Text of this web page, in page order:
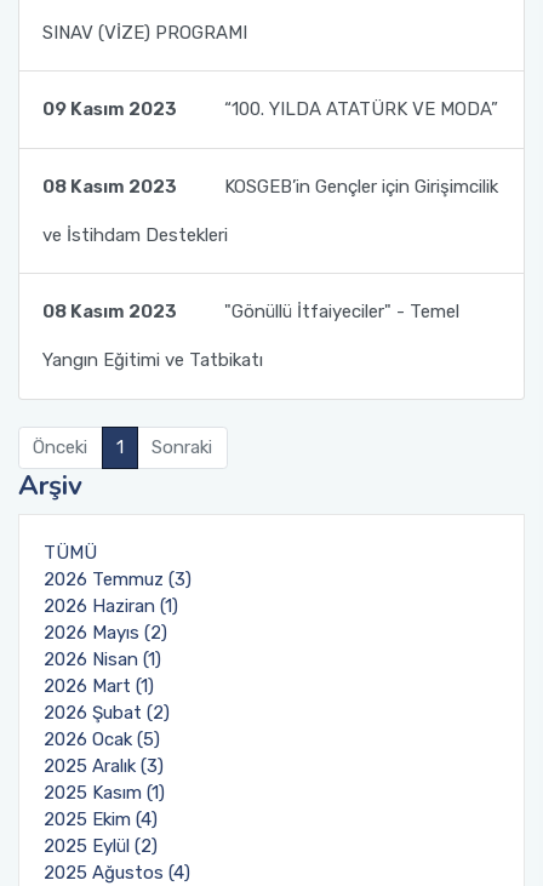
SINAV (VİZE) PROGRAMI
09 Kasım 2023 “100. YILDA ATATÜRK VE MODA”
08 Kasım 2023 KOSGEB’in Gençler için Girişimcilik
ve İstihdam Destekleri
08 Kasım 2023 "Gönüllü İtfaiyeciler" - Temel
Yangın Eğitimi ve Tatbikatı
Önceki 1 Sonraki
Arşiv
TÜMÜ
2026 Temmuz (3)
2026 Haziran (1)
2026 Mayıs (2)
2026 Nisan (1)
2026 Mart (1)
2026 Şubat (2)
2026 Ocak (5)
2025 Aralık (3)
2025 Kasım (1)
2025 Ekim (4)
2025 Eylül (2)
2025 Ağustos (4)
Toplumsal Duyarlılık ve Katkı Projeleri Birim
Komisyonu
Tıbbi Hizmetler ve Teknikler - Optisyenlik
Yönetim ve Organizasyon
Ders İçerikleri
Uzaktan Eğitim Rehberleri
Mezuniyet İşlemleri
SSS